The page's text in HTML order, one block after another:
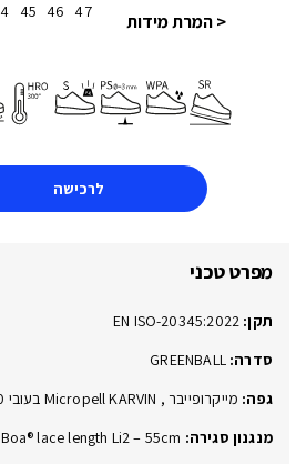
45 46
47
< המרת מידות
לרכישה
מפרט טכני
תקן: EN ISO-20345:2022
סדרה: GREENBALL
גפה: מייקרופייבר , Micropell KARVIN בעובי 1.8-2.0 מ"מ דוחה מים.
מנגנון סגירה: